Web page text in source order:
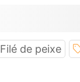
Filé de peixe